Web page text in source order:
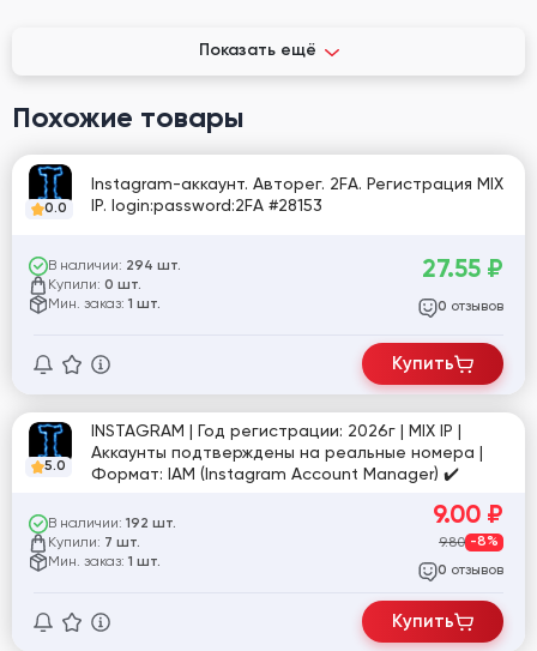
Показать ещё
Похожие товары
0.0
Instagram-аккаунт. Авторег. 2FA. Регистрация MIX
IP. login:password:2FA #28153
В наличии: 294 шт.
Купили: 0 шт.
Мин. заказ: 1 шт.
27.55 ₽
0 отзывов
Купить
5.0
INSTAGRAM | Год регистрации: 2026г | MIX IP |
Аккаунты подтверждены на реальные номера |
Формат: IAM (Instagram Account Manager) ✔️
В наличии: 192 шт.
Купили: 7 шт.
Мин. заказ: 1 шт.
9.00 ₽
9.80 -8%
0 отзывов
Купить